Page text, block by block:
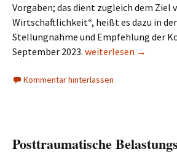
Vorgaben; das dient zugleich dem Ziel
Wirtschaftlichkeit“, heißt es dazu in
Stellungnahme und Empfehlung der
September 2023. weiterlesen →
Kommentar hinterlassen
Posttraumatische